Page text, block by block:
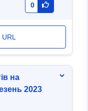
0
URL
на
2023